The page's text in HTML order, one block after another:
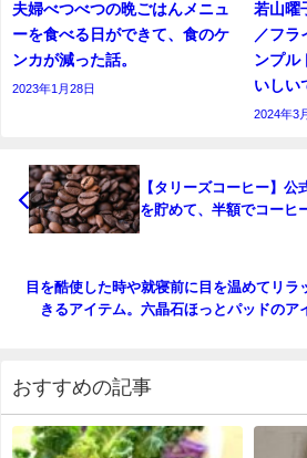
夫婦べつべつの晩ごはんメニュ
ーを食べる日ができて、食のケ
ンカが減った話。
2023年1月28日
若山曜
／フラ
ンプル
いしい
2024年3
【タリーズコーヒー】
を貯めて、半額でコーヒ
目を酷使した時や就寝前に目を温めてリラ
きるアイテム。六晶石ほっとパッドのア
おすすめの記事